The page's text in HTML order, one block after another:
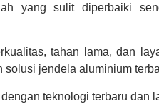
yang sulit diperbaiki
tahan lama, dan
solusi jendela aluminium
teknologi terbaru dan